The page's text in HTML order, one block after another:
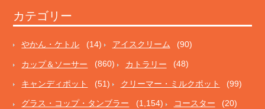
カテゴリー
やかん・ケトル (14) アイスクリーム (90)
カップ＆ソーサー (860) カトラリー (48)
キャンディポット (51) クリーマー・ミルクポット (99)
グラス・コップ・タンブラー (1,154) コースター (20)